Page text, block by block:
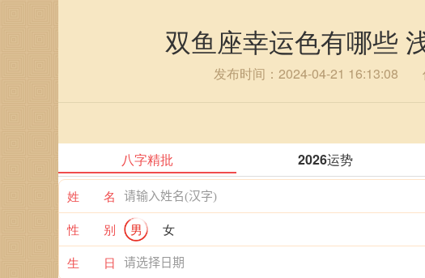
双鱼座幸运色有哪些
发布时间：2024-04-21 16:13:08
八字精批 2026运势
姓 名
性 别
男
女
生 日